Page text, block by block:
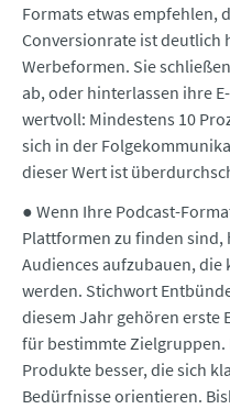
Formats etwas empfehlen,
Conversionrate ist deutlich
Werbeformen. Sie
ab, oder hinterlassen ihre
wertvoll: Mindestens 10
sich in der
dieser Wert ist
● Wenn Ihre Podcast-
Plattformen zu finden sind,
Audiences aufzubauen,
werden. Stichwort
diesem Jahr gehören erste
für bestimmte
Produkte besser, die sich
Bedürfnisse orientieren.